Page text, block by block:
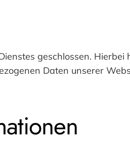
geschlossen. Hierbei
Daten unserer